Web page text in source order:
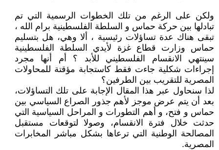
ولكن على الرغم من تلك الخطوات الرسمية التي تم
تبادلها بين حركة حماس و السلطة الفلسطينية برام الله ،
تبقى هناك عدة تساؤلات رئيسية ، ألا وهي، هل بتسليم
حماس وزارت قطاع غزة لأيدي السلطة الفلسطينية
سينتهي الانقسام الفلسطيني للأبد ؟ أم أنها مجرد
إجراءات شكلية جاءت فقط كاستجابة مؤقتة للمحاولات
المصرية للتقريب بين الطرفين؟
لذا سنحاول عبر هذا المقال الإجابة على تلك التساؤلات،
بعد أن يتم عرض موجز لأهم جذور الصراع السياسي بين
حماس و فتح، و أهم التطورات و المراحل السياسية التي
حدثت خلال فترة الانقسام، وصولا لتوقعات مستقبل
المصالحة الوطنية التي ترعاها بشكل مباشر المخابرات
المصرية.